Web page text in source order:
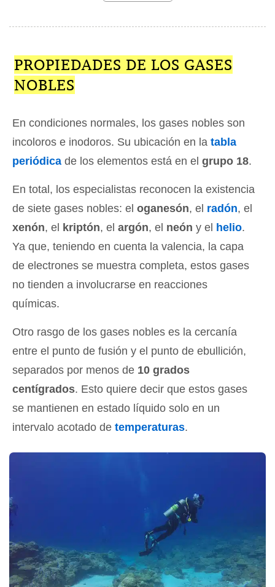
PROPIEDADES DE LOS GASES
NOBLES
En condiciones normales, los gases nobles son
incoloros e inodoros. Su ubicación en la tabla
periódica de los elementos está en el grupo 18.
En total, los especialistas reconocen la existencia
de siete gases nobles: el oganesón, el radón, el
xenón, el kriptón, el argón, el neón y el helio.
Ya que, teniendo en cuenta la valencia, la capa
de electrones se muestra completa, estos gases
no tienden a involucrarse en reacciones
químicas.
Otro rasgo de los gases nobles es la cercanía
entre el punto de fusión y el punto de ebullición,
separados por menos de 10 grados
centígrados. Esto quiere decir que estos gases
se mantienen en estado líquido solo en un
intervalo acotado de temperaturas.